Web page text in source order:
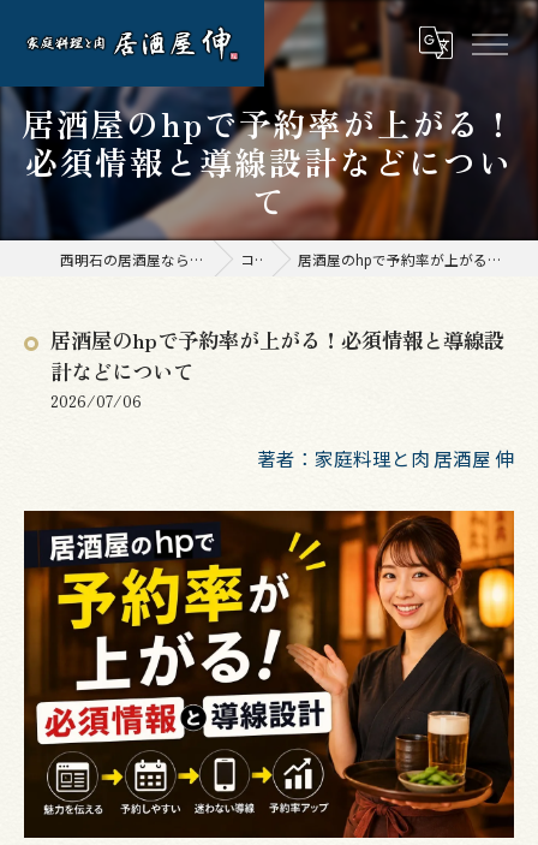
居酒屋のhpで予約率が上がる！
必須情報と導線設計などについ
て
西明石の居酒屋なら家庭料理と肉 居酒屋 伸 コラム 居酒屋のhpで予約率が上がる！必須情報と導線設計などについて
居酒屋のhpで予約率が上がる！必須情報と導線設
計などについて
2026/07/06
著者：家庭料理と肉 居酒屋 伸